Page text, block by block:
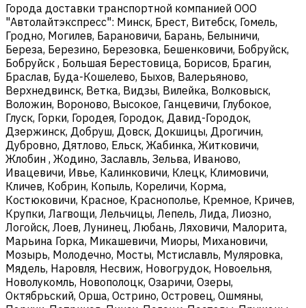
Города доставки транспортной компанией ООО
"Автолайтэкспресс": Минск, Брест, Витебск, Гомель,
Гродно, Могилев, Барановичи, Барань, Белыничи,
Береза, Березино, Березовка, Бешенковичи, Бобруйск,
Бобруйск , Большая Берестовица, Борисов, Брагин,
Браслав, Буда-Кошелево, Быхов, Валерьяново,
Верхнедвинск, Ветка, Видзы, Вилейка, Волковыск,
Воложин, Вороново, Высокое, Ганцевичи, Глубокое,
Глуск, Горки, Городея, Городок, Давид-Городок,
Дзержинск, Добруш, Довск, Докшицы, Дрогичин,
Дубровно, Дятлово, Ельск, Жабинка, Житковичи,
Жлобин , Жодино, Заславль, Зельва, Иваново,
Ивацевичи, Ивье, Калинковичи, Клецк, Климовичи,
Кличев, Кобрин, Копыль, Кореличи, Корма,
Костюковичи, Красное, Краснополье, Кремное, Кричев,
Крупки, Лагвощи, Лельчицы, Лепель, Лида, Лиозно,
Логойск, Лоев, Лунинец, Любань, Ляховичи, Малорита,
Марьина Горка, Микашевичи, Миоры, Михановичи,
Мозырь, Молодечно, Мосты, Мстиславль, Муляровка,
Мядель, Наровля, Несвиж, Новогрудок, Новоельня,
Новолукомль, Новополоцк, Озаричи, Озеры,
Октябрьский, Орша, Острино, Островец, Ошмяны,